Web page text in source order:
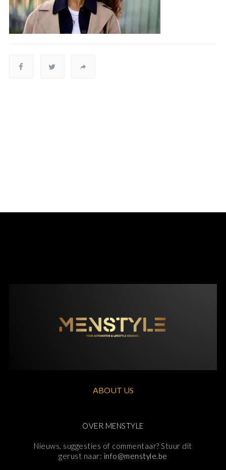
ABOUT US
OVER MENSTYLE
Nieuws, suggesties of commentaar? Stuur dit
gerust naar: info@menstyle.be